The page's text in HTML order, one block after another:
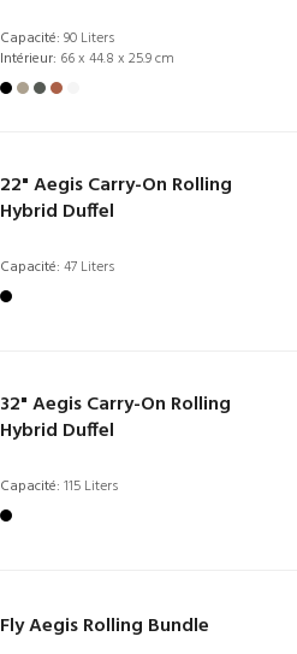
Capacité: 90 Liters
Intérieur: 66 x 44.8 x 25.9 cm
22" Aegis Carry-On Rolling
Hybrid Duffel
Capacité: 47 Liters
32" Aegis Carry-On Rolling
Hybrid Duffel
Capacité: 115 Liters
Fly Aegis Rolling Bundle